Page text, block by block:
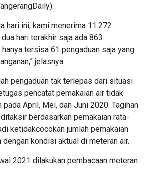
hari ini, kami menerima 11.272
hari terakhir saja ada 863
hanya tersisa 61 pengaduan saja yang
jelasnya.
pengaduan tak terlepas dari situasi
pencatat pemakaian air tidak
pada April, Mei, dan Juni 2020. Tagihan
berdasarkan pemakaian rata-
ketidakcocokan jumlah pemakaian
dengan kondisi aktual di meteran air.
2021 dilakukan pembacaan meteran